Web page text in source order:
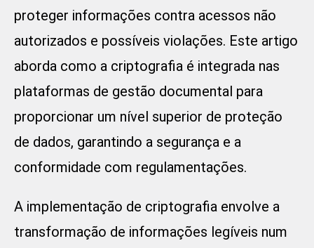
proteger informações contra acessos não
autorizados e possíveis violações. Este artigo
aborda como a criptografia é integrada nas
plataformas de gestão documental para
proporcionar um nível superior de proteção
de dados, garantindo a segurança e a
conformidade com regulamentações.
A implementação de criptografia envolve a
transformação de informações legíveis num